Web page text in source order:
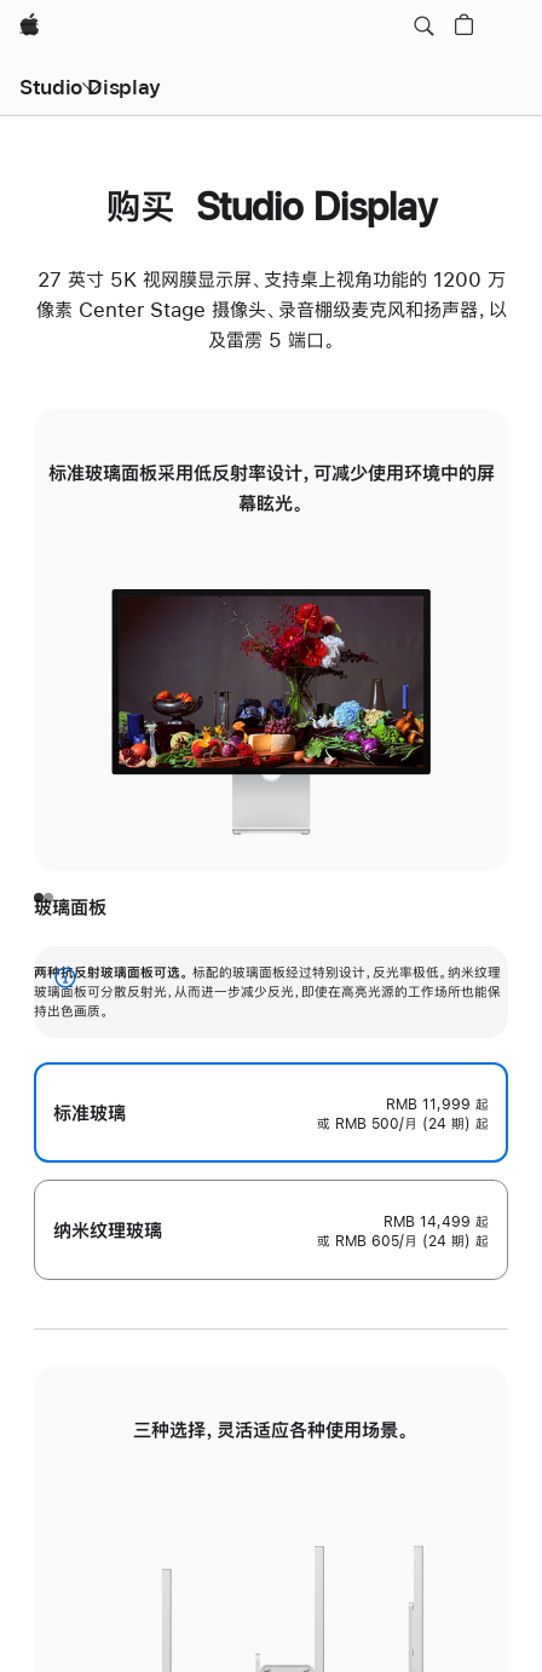
Apple
Studio Display
购买 Studio Display
27 英寸 5K 视网膜显示屏、支持桌上视角功能的 1200 万
像素 Center Stage 摄像头、录音棚级麦克风和扬声器，以
及雷雳 5 端口。
标准玻璃面板采用低反射率设计，可减少使用环境中的屏
幕眩光。
玻璃面板
两种抗反射玻璃面板可选。 标配的玻璃面板经过特别设计，反光率极低。纳米纹理
玻璃面板可分散反射光，从而进一步减少反光，即使在高亮光源的工作场所也能保
持出色画质。
展
开
标准玻璃 RMB 11,999 起
或 RMB 500/月 (24 期) 起
纳米纹理玻璃 RMB 14,499 起
或 RMB 605/月 (24 期) 起
三种选择，灵活适应各种使用场景。